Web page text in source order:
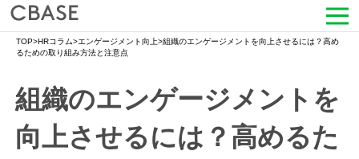
サービス
活用シーン
導入事例
TOP>HRコラム>エンゲージメント向上>組織のエンゲージメントを向上させるには？高め
るための取り組み方法と注意点
組織のエンゲージメントを
向上させるには？高めるた